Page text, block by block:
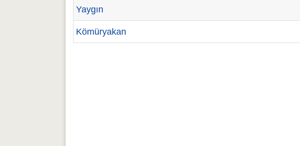
Yaygın
Kömüryakan